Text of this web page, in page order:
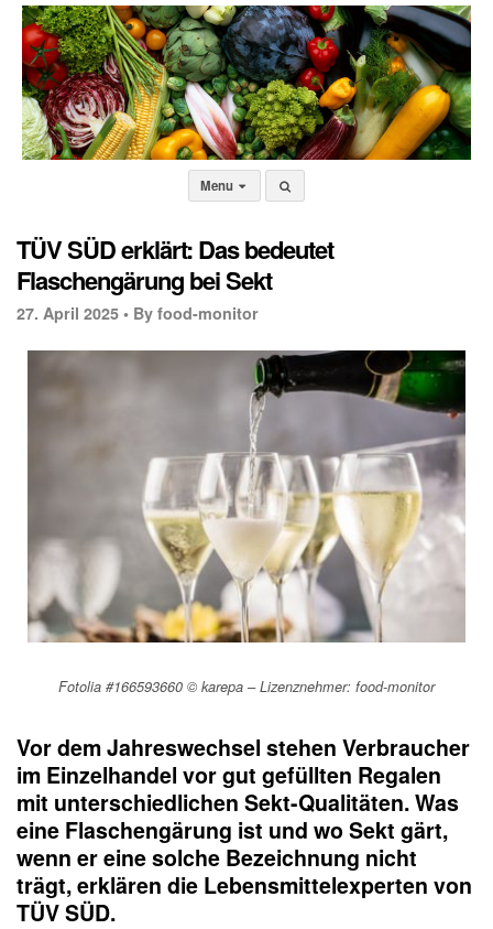
Menu
TÜV SÜD erklärt: Das bedeutet
Flaschengärung bei Sekt
27. April 2025 • By food-monitor
Fotolia #166593660 © karepa – Lizenznehmer: food-monitor
Vor dem Jahreswechsel stehen Verbraucher
im Einzelhandel vor gut gefüllten Regalen
mit unterschiedlichen Sekt-Qualitäten. Was
eine Flaschengärung ist und wo Sekt gärt,
wenn er eine solche Bezeichnung nicht
trägt, erklären die Lebensmittelexperten von
TÜV SÜD.